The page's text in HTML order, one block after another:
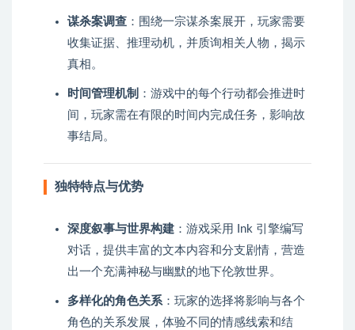
谋杀案调查 ：围绕一宗谋杀案展开，玩家需要
收集证据、推理动机，并质询相关人物，揭示
真相。
时间管理机制 ：游戏中的每个行动都会推进时
间，玩家需在有限的时间内完成任务，影响故
事结局。
独特特点与优势
深度叙事与世界构建 ：游戏采用 Ink 引擎编写
对话，提供丰富的文本内容和分支剧情，营造
出一个充满神秘与幽默的地下伦敦世界。
多样化的角色关系：玩家的选择将影响与各个
角色的关系发展，体验不同的情感线索和结